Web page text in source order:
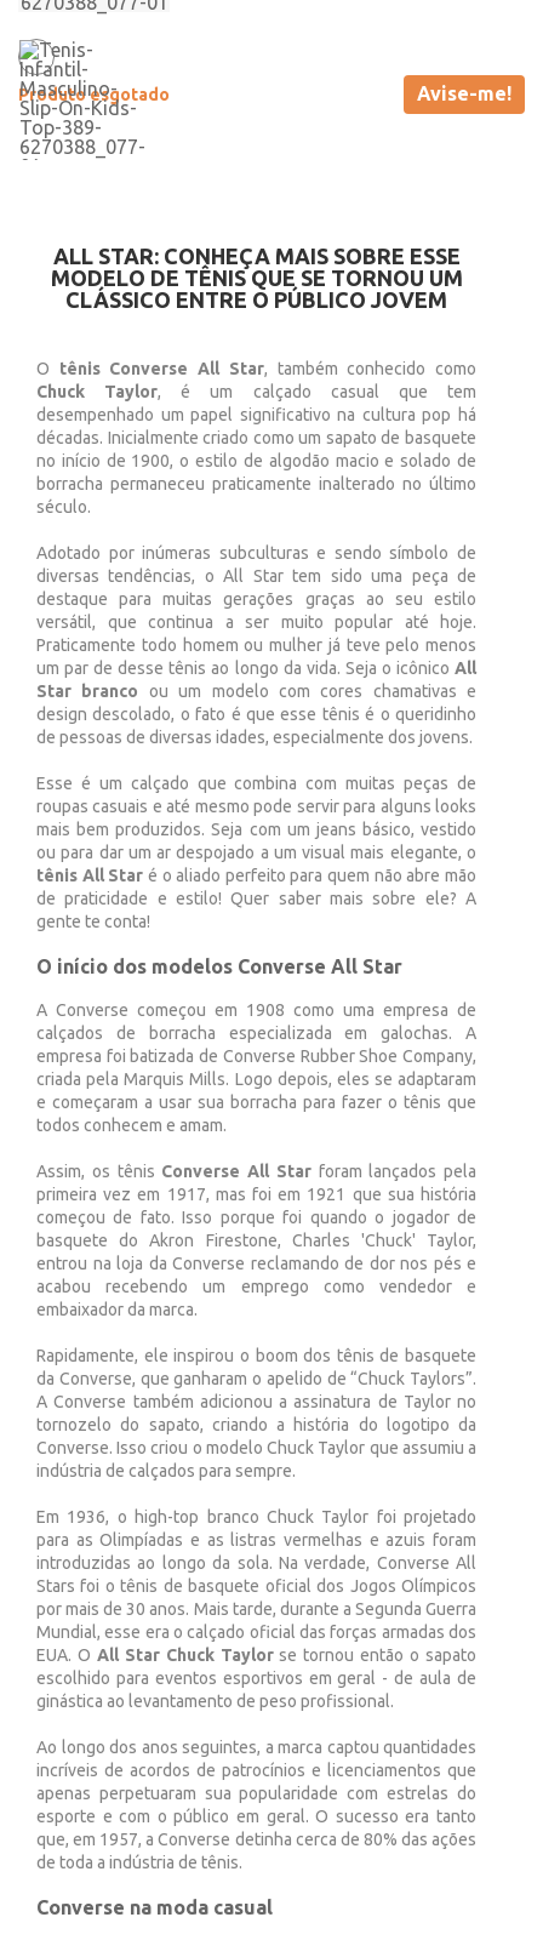
Produto esgotado Avise-me!
ALL STAR: CONHEÇA MAIS SOBRE ESSE
MODELO DE TÊNIS QUE SE TORNOU UM
CLÁSSICO ENTRE O PÚBLICO JOVEM
O tênis Converse All Star, também conhecido como
Chuck Taylor, é um calçado casual que tem
desempenhado um papel significativo na cultura pop há
décadas. Inicialmente criado como um sapato de basquete
no início de 1900, o estilo de algodão macio e solado de
borracha permaneceu praticamente inalterado no último
século.
Adotado por inúmeras subculturas e sendo símbolo de
diversas tendências, o All Star tem sido uma peça de
destaque para muitas gerações graças ao seu estilo
versátil, que continua a ser muito popular até hoje.
Praticamente todo homem ou mulher já teve pelo menos
um par de desse tênis ao longo da vida. Seja o icônico All
Star branco ou um modelo com cores chamativas e
design descolado, o fato é que esse tênis é o queridinho
de pessoas de diversas idades, especialmente dos jovens.
Esse é um calçado que combina com muitas peças de
roupas casuais e até mesmo pode servir para alguns looks
mais bem produzidos. Seja com um jeans básico, vestido
ou para dar um ar despojado a um visual mais elegante, o
tênis All Star é o aliado perfeito para quem não abre mão
de praticidade e estilo! Quer saber mais sobre ele? A
gente te conta!
O início dos modelos Converse All Star
A Converse começou em 1908 como uma empresa de
calçados de borracha especializada em galochas. A
empresa foi batizada de Converse Rubber Shoe Company,
criada pela Marquis Mills. Logo depois, eles se adaptaram
e começaram a usar sua borracha para fazer o tênis que
todos conhecem e amam.
Assim, os tênis Converse All Starforam lançados pela
primeira vez em 1917, mas foi em 1921 que sua história
começou de fato. Isso porque foi quando o jogador de
basquete do Akron Firestone, Charles 'Chuck' Taylor,
entrou na loja da Converse reclamando de dor nos pés e
acabou recebendo um emprego como vendedor e
embaixador da marca.
Rapidamente, ele inspirou o boom dos tênis de basquete
da Converse, que ganharam o apelido de “Chuck Taylors”.
A Converse também adicionou a assinatura de Taylor no
tornozelo do sapato, criando a história do logotipo da
Converse. Isso criou o modelo Chuck Taylor que assumiu a
indústria de calçados para sempre.
Em 1936, o high-top branco Chuck Taylor foi projetado
para as Olimpíadas e as listras vermelhas e azuis foram
introduzidas ao longo da sola. Na verdade, Converse All
Stars foi o tênis de basquete oficial dos Jogos Olímpicos
por mais de 30 anos. Mais tarde, durante a Segunda Guerra
Mundial, esse era o calçado oficial das forças armadas dos
EUA. O All Star Chuck Taylorse tornou então o sapato
escolhido para eventos esportivos em geral - de aula de
ginástica ao levantamento de peso profissional.
Ao longo dos anos seguintes, a marca captou quantidades
incríveis de acordos de patrocínios e licenciamentos que
apenas perpetuaram sua popularidade com estrelas do
esporte e com o público em geral. O sucesso era tanto
que, em 1957, a Converse detinha cerca de 80% das ações
de toda a indústria de tênis.
Converse na moda casual